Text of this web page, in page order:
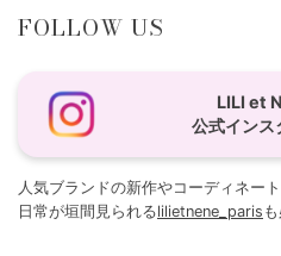
FOLLOW US
LILI et
公式インス
人気ブランドの新作やコーディネー
日常が垣間見られるlilietnene_paris